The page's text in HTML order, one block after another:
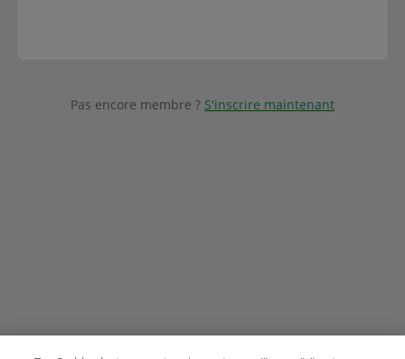
Pas encore membre ? S'inscrire maintenant